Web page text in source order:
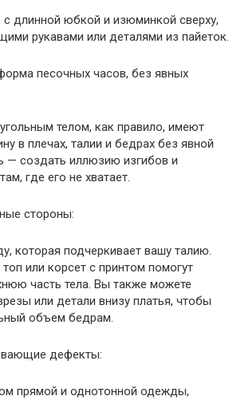
с длинной юбкой и изюминкой сверху,
рукавами или деталями из пайеток.
песочных часов, без явных
телом, как правило, имеют
в плечах, талии и бедрах без явной
— создать иллюзию изгибов и
где его не хватает.
стороны:
которая подчеркивает вашу талию.
или корсет с принтом помогут
часть тела. Вы также можете
или детали внизу платья, чтобы
объем бедрам.
дефекты:
прямой и однотонной одежды,